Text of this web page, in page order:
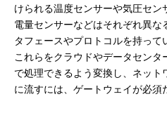
けられる温度センサーや気圧セン
電量センサーなどはそれぞれ異な
タフェースやプロトコルを持って
これらをクラウドやデータセンタ
で処理できるよう変換し、ネット
に流すには、ゲートウェイが必須